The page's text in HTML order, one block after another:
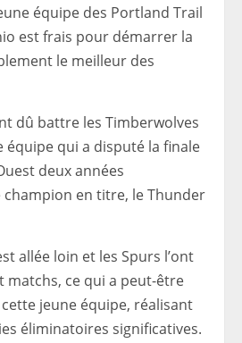
équipe des Portland Trail
est frais pour démarrer la
le meilleur des
dû battre les Timberwolves
équipe qui a disputé la finale
deux années
champion en titre, le Thunder
allée loin et les Spurs l’ont
matchs, ce qui a peut-être
jeune équipe, réalisant
éliminatoires significatives.